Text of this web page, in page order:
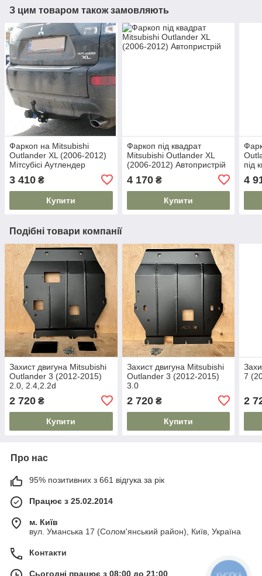
З цим товаром також замовляють
Фаркоп на Mitsubishi
Outlander XL (2006-2012)
Мітсубісі Аутлендер
3 410 ₴
Купити
Фаркоп під квадрат
Mitsubishi Outlander XL
(2006-2012) Автопристрій
4 170₴
Купити
під
4
Подібні товари компанії
Захист двигуна Mitsubishi
Outlander 3 (2012-2015)
2.0, 2.4,2.2d
2 720 ₴
Купити
Захист двигуна Mitsubishi
Outlander 3 (2012-2015)
3.0
2 720₴
Купити
7
2
Про нас
95% позитивних з 661 відгука за рік
Працює з 25.02.2014
м. Київ
вул. Уманська 17 (Солом'янський район), Київ, Україна
Контакти
Сьогодні працює з 08:00 до 21:00